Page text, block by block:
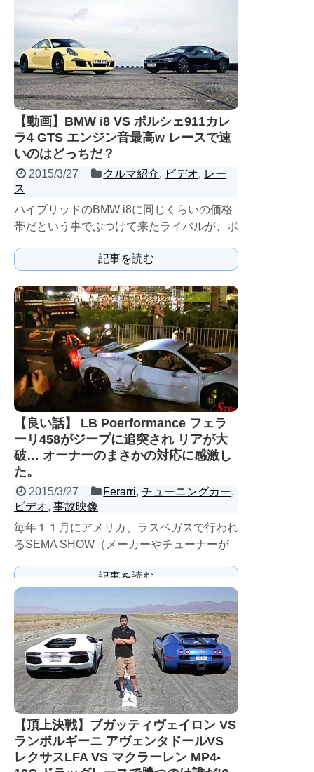
【動画】BMW i8 VS ポルシェ911カレ
ラ4 GTS エンジン音最高w レースで速
いのはどっちだ？
2015/3/27 クルマ紹介, ビデオ, レー
ス
ハイブリッドのBMW i8に同じくらいの価格
帯だという事でぶつけて来たライバルが、ポ
記事を読む
【良い話】 LB Poerformance フェラ
ーリ458がジープに追突され リアが大
破… オーナーのまさかの対応に感激し
た。
2015/3/27 Ferarri,チューニングカー,
ビデオ, 事故映像
毎年１１月にアメリカ、ラスベガスで行われ
るSEMA SHOW（メーカーやチューナーが
が起こってしまっ...記事を読む
【頂上決戦】ブガッティヴェイロン VS
ランボルギーニ アヴェンタドールVS
レクサスLFA VS マクラーレン MP4-